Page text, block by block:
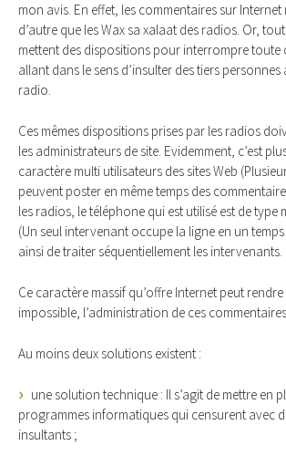
mon avis. En effet, les commentaires sur Internet
d’autre que les Wax sa xalaat des radios. Or,
mettent des dispositions pour interrompre
allant dans le sens d’insulter des tiers
radio.
Ces mêmes dispositions prises par les radios
les administrateurs de site. Evidemment, c’est
caractère multi utilisateurs des sites Web
peuvent poster en même temps des
les radios, le téléphone qui est utilisé est de
(Un seul intervenant occupe la ligne en un
ainsi de traiter séquentiellement les intervenants.
Ce caractère massif qu’offre Internet peut
impossible, l’administration de ces
Au moins deux solutions existent :
une solution technique : Il s’agit de mettre en
programmes informatiques qui censurent avec
insultants ;